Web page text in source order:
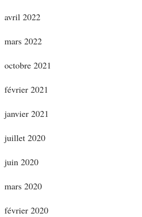
avril 2022
mars 2022
octobre 2021
février 2021
janvier 2021
juillet 2020
juin 2020
mars 2020
février 2020